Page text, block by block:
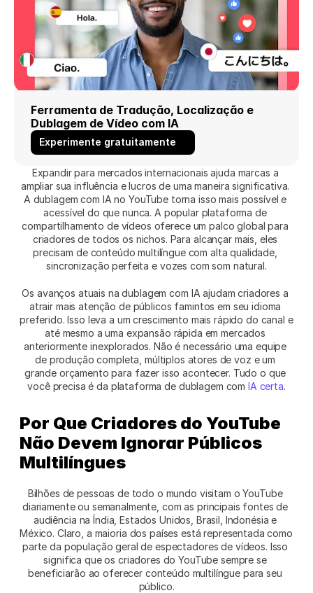
Ferramenta de Tradução, Localização e
Dublagem de Vídeo com IA
Experimente gratuitamente
Expandir para mercados internacionais ajuda marcas a
ampliar sua influência e lucros de uma maneira significativa.
A dublagem com IA no YouTube torna isso mais possível e
acessível do que nunca. A popular plataforma de
compartilhamento de vídeos oferece um palco global para
criadores de todos os nichos. Para alcançar mais, eles
precisam de conteúdo multilíngue com alta qualidade,
sincronização perfeita e vozes com som natural.
Os avanços atuais na dublagem com IA ajudam criadores a
atrair mais atenção de públicos famintos em seu idioma
preferido. Isso leva a um crescimento mais rápido do canal e
até mesmo a uma expansão rápida em mercados
anteriormente inexplorados. Não é necessário uma equipe
de produção completa, múltiplos atores de voz e um
grande orçamento para fazer isso acontecer. Tudo o que
você precisa é da plataforma de dublagem com IA certa.
Por Que Criadores do YouTube
Não Devem Ignorar Públicos
Multilíngues
Bilhões de pessoas de todo o mundo visitam o YouTube
diariamente ou semanalmente, com as principais fontes de
audiência na Índia, Estados Unidos, Brasil, Indonésia e
México. Claro, a maioria dos países está representada como
parte da população geral de espectadores de vídeos. Isso
significa que os criadores do YouTube sempre se
beneficiarão ao oferecer conteúdo multilíngue para seu
público.